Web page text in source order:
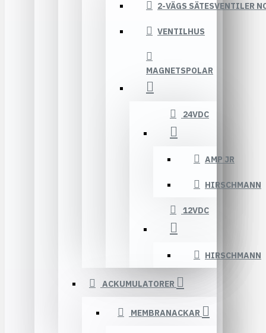
2-VÄGS SÄTESVENTILER
VENTILHUS
MAGNETSPOLAR
24VDC
AMP JR
HIRSCHMANN
12VDC
HIRSCHMANN
ACKUMULATORER
MEMBRANACKAR